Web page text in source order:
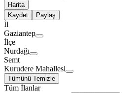
Harita
Kaydet
Paylaş
İl
Gaziantep
İlçe
Nurdağı
Semt
Kurudere Mahallesi
Tümünü Temizle
Tüm İlanlar